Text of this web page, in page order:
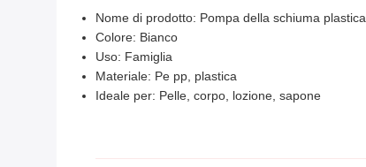
Nome di prodotto: Pompa della schiuma plastica
Colore: Bianco
Uso: Famiglia
Materiale: Pe pp, plastica
Ideale per: Pelle, corpo, lozione, sapone